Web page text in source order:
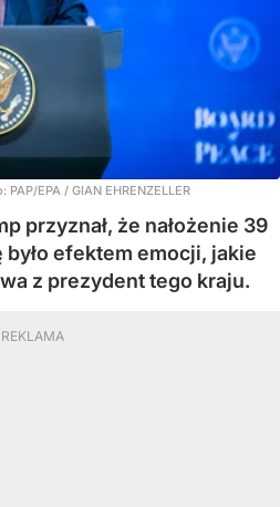
PAP/EPA / GIAN EHRENZELLER
przyznał, że nałożenie 39
było efektem emocji, jakie
z prezydent tego kraju.